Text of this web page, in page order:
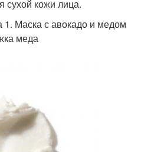
сухой кожи лица.
1. Маска с авокадо и медом
меда